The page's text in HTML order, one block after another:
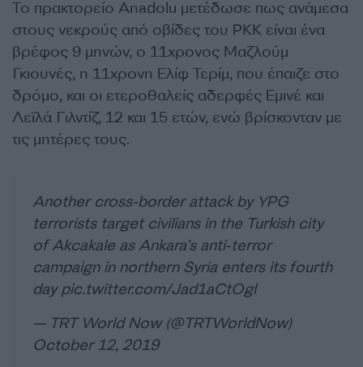
Το πρακτορείο Anadolu μετέδωσε πως ανάμεσα
στους νεκρούς από οβίδες του PKK είναι ένα
βρέφος 9 μηνών, ο 11χρονος Μαζλούμ
Γκιουνές, η 11χρονη Ελίφ Τερίμ, που έπαιζε στο
δρόμο, και οι ετεροθαλείς αδερφές Εμινέ και
Λεϊλά Γιλντίζ, 12 και 15 ετών, ενώ βρίσκονταν με
τις μητέρες τους.
Another cross-border attack by YPG
terrorists target civilians in the Turkish city
of Akcakale as Ankara’s anti-terror
campaign in northern Syria enters its fourth
daypic.twitter.com/Jad1aCtOgl
— TRT World Now (@TRTWorldNow)
October 12, 2019